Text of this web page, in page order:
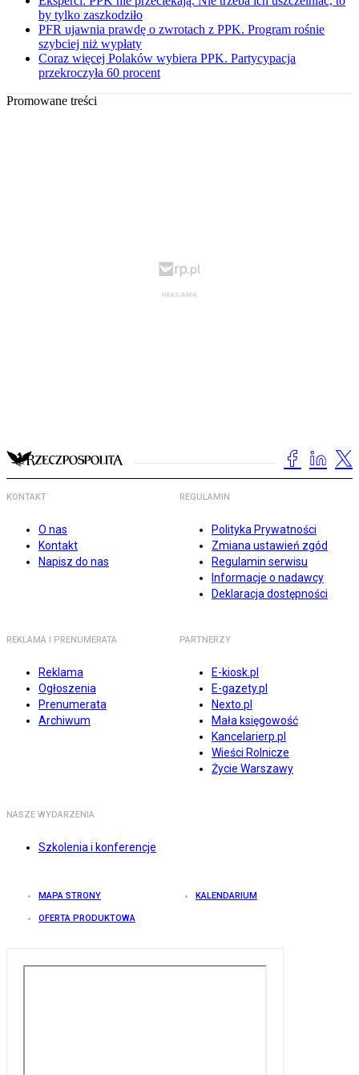
by tylko zaszkodziło
PFR ujawnia prawdę o zwrotach z PPK. Program rośnie
szybciej niż wypłaty
Coraz więcej Polaków wybiera PPK. Partycypacja
przekroczyła 60 procent
Promowane treści
KONTAKT
O nas
Kontakt
Napisz do nas
REGULAMIN
Polityka Prywatności
Zmiana ustawień zgód
Regulamin serwisu
Informacje o nadawcy
Deklaracja dostępności
REKLAMA I PRENUMERATA
Reklama
Ogłoszenia
Prenumerata
Archiwum
PARTNERZY
E-kiosk.pl
E-gazety.pl
Nexto.pl
Mała księgowość
Kancelarierp.pl
Wieści Rolnicze
Życie Warszawy
NASZE WYDARZENIA
Szkolenia i konferencje
MAPA STRONY KALENDARIUM
OFERTA PRODUKTOWA